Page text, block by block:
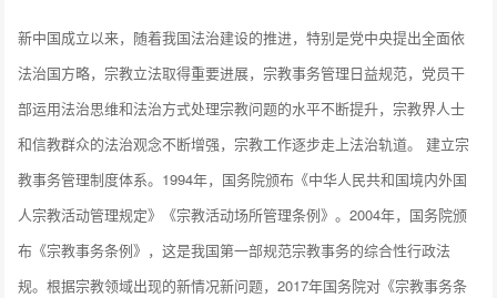
新中国成立以来，随着我国法治建设的推进，特别是党中央提出全面依
法治国方略，宗教立法取得重要进展，宗教事务管理日益规范，党员干
部运用法治思维和法治方式处理宗教问题的水平不断提升，宗教界人士
和信教群众的法治观念不断增强，宗教工作逐步走上法治轨道。 建立宗
教事务管理制度体系。1994年，国务院颁布《中华人民共和国境内外国
人宗教活动管理规定》《宗教活动场所管理条例》。2004年，国务院颁
布《宗教事务条例》，这是我国第一部规范宗教事务的综合性行政法
规。根据宗教领域出现的新情况新问题，2017年国务院对《宗教事务条